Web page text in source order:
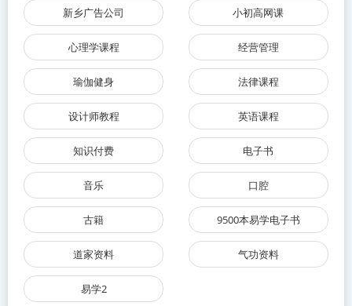
新乡广告公司 小初高网课
心理学课程 经营管理
瑜伽健身 法律课程
设计师教程 英语课程
知识付费 电子书
音乐 口腔
古籍 9500本易学电子书
道家资料 气功资料
易学2